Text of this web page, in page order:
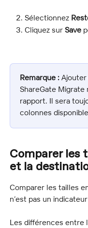
Sélectionnez
Cliquez sur Save
Remarque :
ShareGate Migrate
rapport. Il sera
colonnes
Comparer les
et la
Comparer les tailles
n’est pas un
Les différences entre